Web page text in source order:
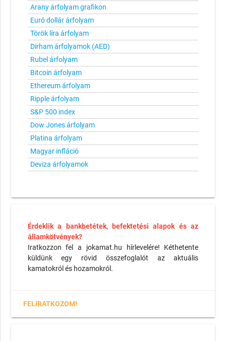
Arany árfolyam grafikon
Euró dollár árfolyam
Török líra árfolyam
Dirham árfolyamok (AED)
Rubel árfolyam
Bitcoin árfolyam
Ethereum árfolyam
Ripple árfolyam
S&P 500 index
Dow Jones árfolyam
Platina árfolyam
Magyar infláció
Deviza árfolyamok
Érdeklik a bankbetétek, befektetési alapok és az
államkötvények?
Iratkozzon fel a jokamat.hu hírlevelére! Kéthetente
küldünk egy rövid összefoglalót az aktuális
kamatokról és hozamokról.
FELIRATKOZOM!